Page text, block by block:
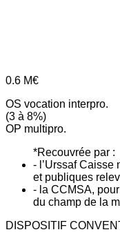
0.6 M€
OS vocation interpro.
(3 à 8%)
OP multipro.
*Recouvrée par :
- l’Urssaf Caisse
et publiques
- la CCMSA,
du champ de la
DISPOSITIF